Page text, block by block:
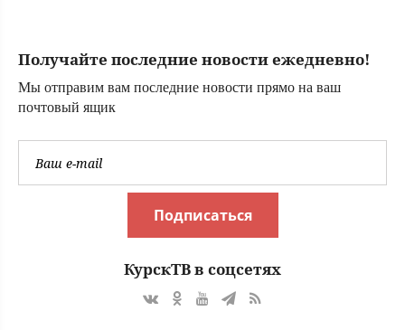
Получайте последние новости ежедневно!
Мы отправим вам последние новости прямо на ваш
почтовый ящик
Подписаться
КурскТВ в соцсетях